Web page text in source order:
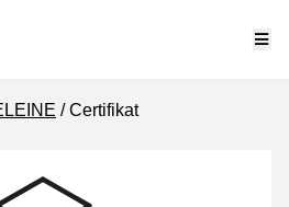
Certifikat